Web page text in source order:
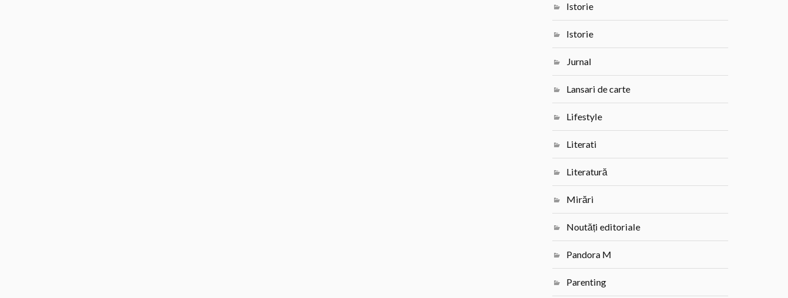
Istorie
Istorie
Jurnal
Lansari de carte
Lifestyle
Literati
Literatură
Mirări
Noutăți editoriale
Pandora M
Parenting